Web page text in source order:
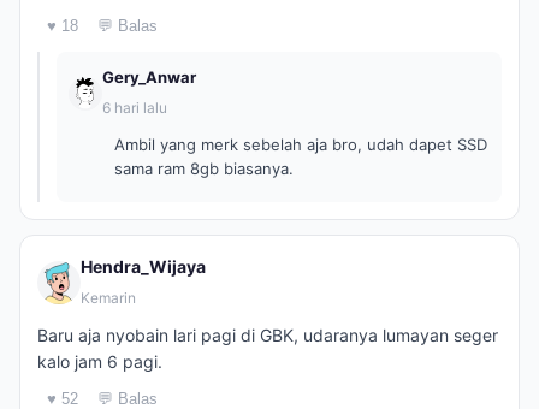
♥ 18 💬 Balas
Gery_Anwar
6 hari lalu
Ambil yang merk sebelah aja bro, udah dapet SSD
sama ram 8gb biasanya.
Hendra_Wijaya
Kemarin
Baru aja nyobain lari pagi di GBK, udaranya lumayan seger
kalo jam 6 pagi.
♥ 52 💬 Balas